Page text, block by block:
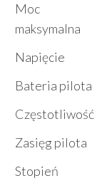
Moc
maksymalna
Napięcie
Bateria pilota
Częstotliwość
Zasięg pilota
Stopień